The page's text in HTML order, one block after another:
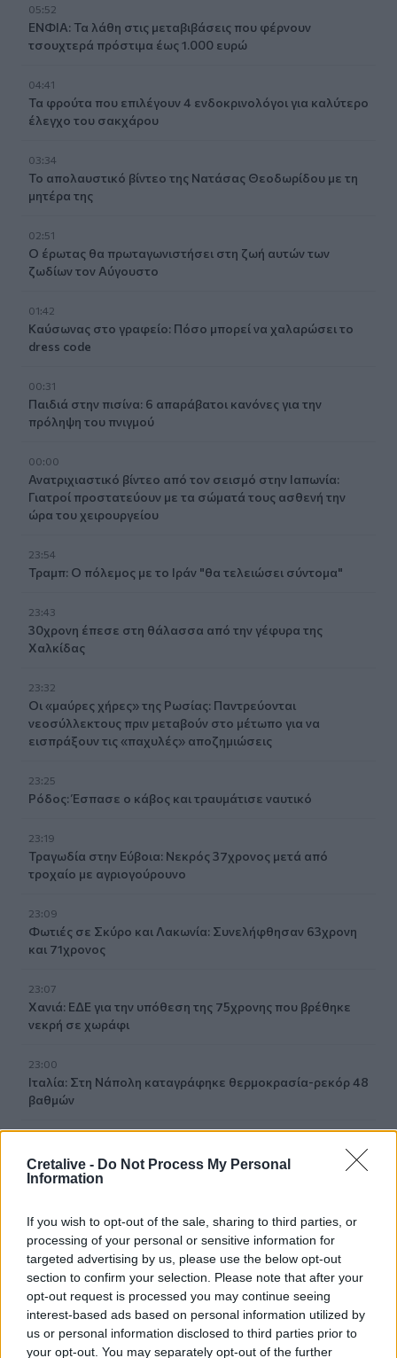
Cretalive - Do Not Process My Personal
Information
If you wish to opt-out of the sale, sharing to third parties, or
processing of your personal or sensitive information for
targeted advertising by us, please use the below opt-out
section to confirm your selection. Please note that after your
opt-out request is processed you may continue seeing
interest-based ads based on personal information utilized by
us or personal information disclosed to third parties prior to
your opt-out. You may separately opt-out of the further
05:52
ΕΝΦΙΑ: Τα λάθη στις μεταβιβάσεις που φέρνουν
τσουχτερά πρόστιμα έως 1.000 ευρώ
04:41
Τα φρούτα που επιλέγουν 4 ενδοκρινολόγοι για καλύτερο
έλεγχο του σακχάρου
03:34
Το απολαυστικό βίντεο της Νατάσας Θεοδωρίδου με τη
μητέρα της
02:51
Ο έρωτας θα πρωταγωνιστήσει στη ζωή αυτών των
ζωδίων τον Αύγουστο
01:42
Καύσωνας στο γραφείο: Πόσο μπορεί να χαλαρώσει το
dress code
00:31
Παιδιά στην πισίνα: 6 απαράβατοι κανόνες για την
πρόληψη του πνιγμού
00:00
Ανατριχιαστικό βίντεο από τον σεισμό στην Ιαπωνία:
Γιατροί προστατεύουν με τα σώματά τους ασθενή την
ώρα του χειρουργείου
23:54
Τραμπ: Ο πόλεμος με το Ιράν "θα τελειώσει σύντομα"
23:43
30χρονη έπεσε στη θάλασσα από την γέφυρα της
Χαλκίδας
23:32
Οι «μαύρες χήρες» της Ρωσίας: Παντρεύονται
νεοσύλλεκτους πριν μεταβούν στο μέτωπο για να
εισπράξουν τις «παχυλές» αποζημιώσεις
23:25
Ρόδος: Έσπασε ο κάβος και τραυμάτισε ναυτικό
23:19
Τραγωδία στην Εύβοια: Νεκρός 37χρονος μετά από
τροχαίο με αγριογούρουνο
23:09
Φωτιές σε Σκύρο και Λακωνία: Συνελήφθησαν 63χρονη
και 71χρονος
23:07
Χανιά: ΕΔΕ για την υπόθεση της 75χρονης που βρέθηκε
νεκρή σε χωράφι
23:00
Ιταλία: Στη Νάπολη καταγράφηκε θερμοκρασία-ρεκόρ 48
βαθμών
Υπόθεση Marfin: Έφθασε στην Ελλάδα η 46χρονη
κατηγορούμενη για εμπρησμό
22:30
Αυτές είναι οι πιο επικίνδυνες εβδομάδες για μεγάλες
πυρκαγιές
22:21
Χρήστος Δάντης: «Δεν περίμενα την αχαριστία, 22 χρόνια
μετά και συνάδελφοι προσπαθούν να ξεχάσουν ότι
έγραψα αυτό το τραγούδι»